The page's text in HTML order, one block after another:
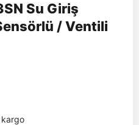
Su Giriş
/ Ventili
kargo